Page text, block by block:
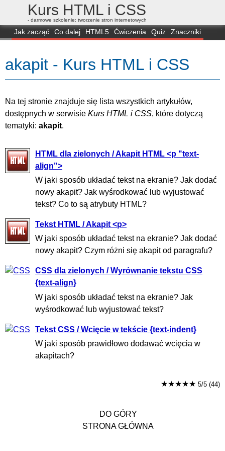
Kurs HTML i CSS
- darmowe szkolenie: tworzenie stron internetowych
Jak zacząć Co dalej HTML5 Ćwiczenia Quiz
Znaczniki
FAQ
Przeglądarki Mapa FORUM
akapit - Kurs HTML i CSS
Na tej stronie znajduje się lista wszystkich artykułów,
dostępnych w serwisie Kurs HTML i CSS, które dotyczą
tematyki: akapit.
HTML dla zielonych / Akapit HTML <p "text-
align">
W jaki sposób układać tekst na ekranie? Jak dodać
nowy akapit? Jak wyśrodkować lub wyjustować
tekst? Co to są atrybuty HTML?
Tekst HTML / Akapit <p>
W jaki sposób układać tekst na ekranie? Jak dodać
nowy akapit? Czym różni się akapit od paragrafu?
CSS dla zielonych / Wyrównanie tekstu CSS
{text-align}
W jaki sposób układać tekst na ekranie? Jak
wyśrodkować lub wyjustować tekst?
Tekst CSS / Wcięcie w tekście {text-indent}
W jaki sposób prawidłowo dodawać wcięcia w
akapitach?
★★★★★ 5/5 (44)
DO GÓRY
STRONA GŁÓWNA